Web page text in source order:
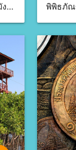
พิพิธภัณฑ์ลูกหลานพันธุ์มังกร จ.สุพรรณบุรี